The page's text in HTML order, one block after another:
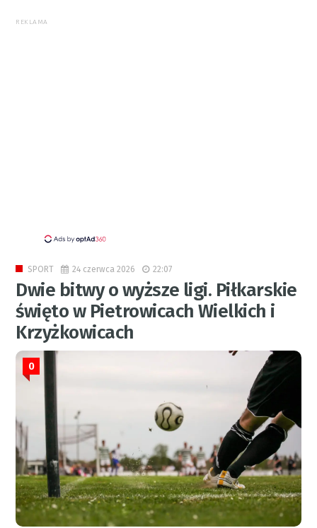
REKLAMA
SPORT 24 czerwca 2026 22:07
Dwie bitwy o wyższe ligi. Piłkarskie
święto w Pietrowicach Wielkich i
Krzyżkowicach
0